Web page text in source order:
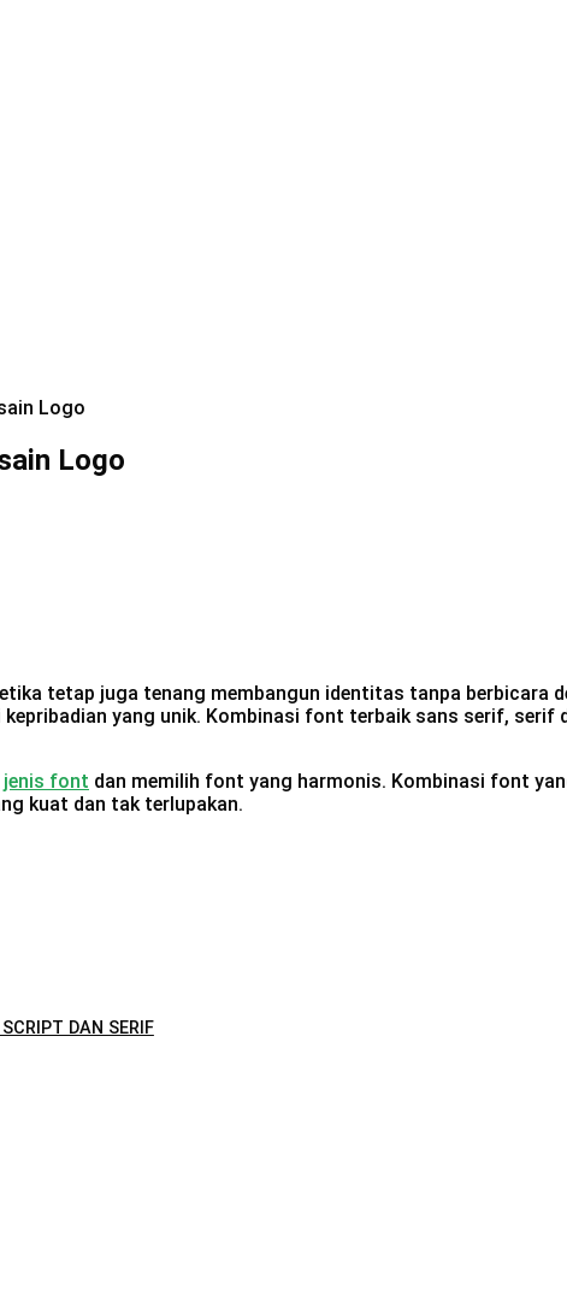
Logo
Logo
tetap juga tenang membangun identitas tanpa berbicara
yang unik. Kombinasi font terbaik sans serif,
jenis font dan memilih font yang harmonis. Kombinasi font
kuat dan tak terlupakan.
DAN SERIF